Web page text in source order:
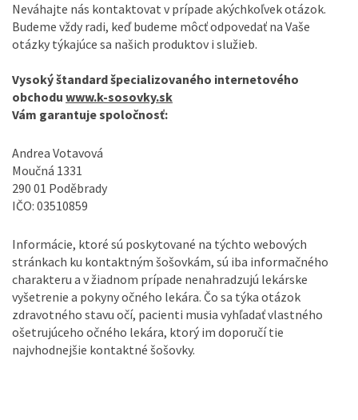
Neváhajte nás kontaktovat v prípade akýchkoľvek otázok.
Budeme vždy radi, keď budeme môcť odpovedať na Vaše
otázky týkajúce sa našich produktov i služieb.
Vysoký štandard špecializovaného internetového
obchodu www.k-sosovky.sk
Vám garantuje spoločnosť:
Andrea Votavová
Moučná 1331
290 01 Poděbrady
IČO: 03510859
Informácie, ktoré sú poskytované na týchto webových
stránkach ku kontaktným šošovkám, sú iba informačného
charakteru a v žiadnom prípade nenahradzujú lekárske
vyšetrenie a pokyny očného lekára. Čo sa týka otázok
zdravotného stavu očí, pacienti musia vyhľadať vlastného
ošetrujúceho očného lekára, ktorý im doporučí tie
najvhodnejšie kontaktné šošovky.